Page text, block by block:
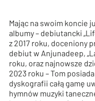
Mając na swoim koncie
albumy – debiutancki
z 2017 roku, doceniony
debiut w Anjunadeep,
roku, oraz najnowsze
2023 roku – Tom
dyskografii całą gamę
hymnów muzyki